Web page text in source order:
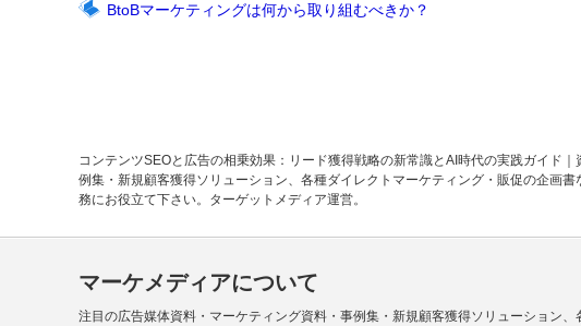
BtoBマーケティングは何から取り組むべきか？
コンテンツSEOと広告の相乗効果：リード獲得戦略の新常識とAI時代の実践ガイド
例集・新規顧客獲得ソリューション、各種ダイレクトマーケティング・販促の企画
務にお役立て下さい。ターゲットメディア運営。
マーケメディアについて
注目の広告媒体資料・マーケティング資料・事例集・新規顧客獲得ソリューション、